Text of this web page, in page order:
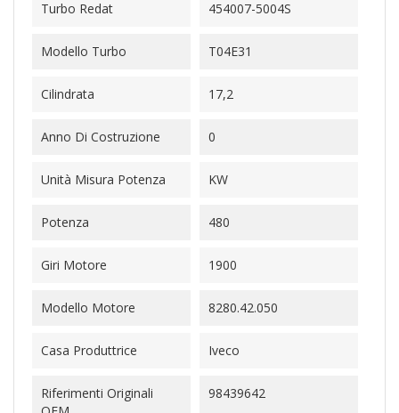
Turbo Redat 454007-5004S
Modello Turbo T04E31
Cilindrata 17,2
Anno Di Costruzione 0
Unità Misura Potenza KW
Potenza 480
Giri Motore 1900
Modello Motore 8280.42.050
Casa Produttrice Iveco
Riferimenti Originali
98439642